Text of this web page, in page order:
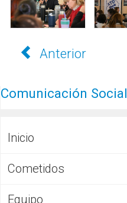
Anterior
Comunicación Social
Inicio
Cometidos
Equipo